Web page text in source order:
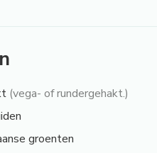
(vega- of rundergehakt.)
groenten